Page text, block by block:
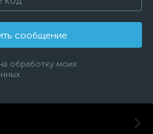
сообщение
обработку моих